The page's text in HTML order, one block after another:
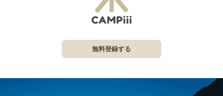
無料登録する